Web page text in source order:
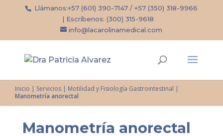
Llámanos:+57 (601) 390-7147 /+57 (350) 318-9966
| Escríbenos:(300) 315-9618
info@lacarolinamedical.com
Inicio | Servicios | Motilidad y Fisiología Gastrointestinal |
Manometría anorectal
Manometría anorectal